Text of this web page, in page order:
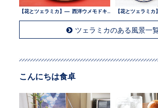
ツェラミカのある風景一
こんにちは食卓